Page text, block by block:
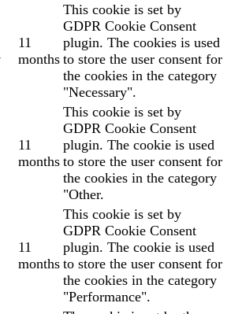
11
months
This cookie is set by
GDPR Cookie Consent
plugin. The cookies is used
to store the user consent for
the cookies in the category
"Necessary".
11
months
This cookie is set by
GDPR Cookie Consent
plugin. The cookie is used
to store the user consent for
the cookies in the category
"Other.
11
months
This cookie is set by
GDPR Cookie Consent
plugin. The cookie is used
to store the user consent for
the cookies in the category
"Performance".